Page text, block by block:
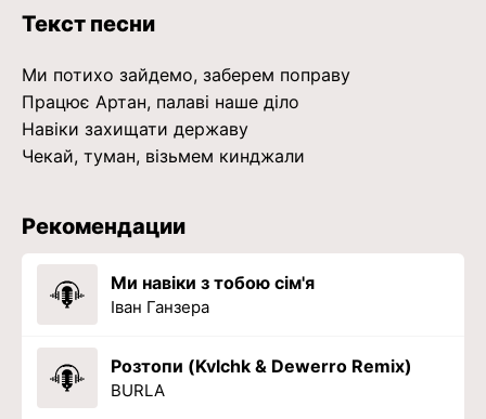
Текст песни
Ми потихо зайдемо, заберем поправу
Працює Артан, палаві наше діло
Навіки захищати державу
Чекай, туман, візьмем кинджали
Рекомендации
Ми навіки з тобою сім'я
Іван Ганзера
Розтопи (Kvlchk & Dewerro Remix)
BURLA